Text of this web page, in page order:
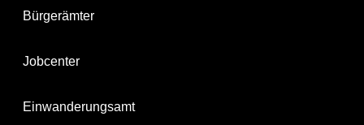
Bürgerämter
Jobcenter
Einwanderungsamt